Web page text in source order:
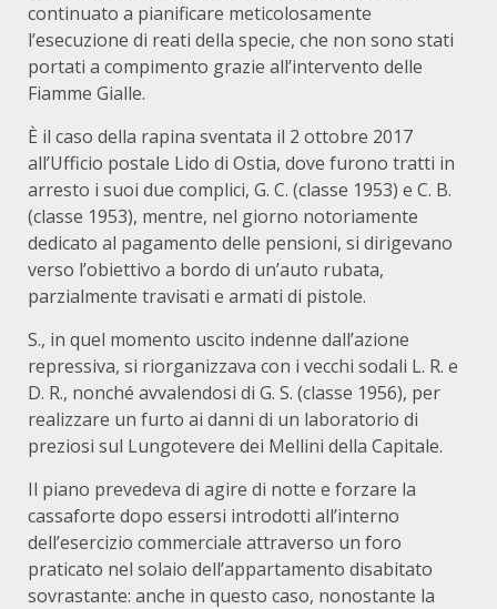
continuato a pianificare meticolosamente
l’esecuzione di reati della specie, che non sono stati
portati a compimento grazie all’intervento delle
Fiamme Gialle.
È il caso della rapina sventata il 2 ottobre 2017
all’Ufficio postale Lido di Ostia, dove furono tratti in
arresto i suoi due complici, G. C. (classe 1953) e C. B.
(classe 1953), mentre, nel giorno notoriamente
dedicato al pagamento delle pensioni, si dirigevano
verso l’obiettivo a bordo di un’auto rubata,
parzialmente travisati e armati di pistole.
S., in quel momento uscito indenne dall’azione
repressiva, si riorganizzava con i vecchi sodali L. R. e
D. R., nonché avvalendosi di G. S. (classe 1956), per
realizzare un furto ai danni di un laboratorio di
preziosi sul Lungotevere dei Mellini della Capitale.
Il piano prevedeva di agire di notte e forzare la
cassaforte dopo essersi introdotti all’interno
dell’esercizio commerciale attraverso un foro
praticato nel solaio dell’appartamento disabitato
sovrastante: anche in questo caso, nonostante la